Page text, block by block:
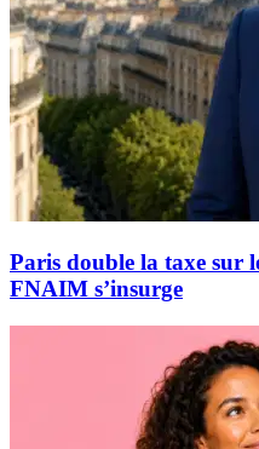
Paris double la taxe sur
FNAIM s’insurge